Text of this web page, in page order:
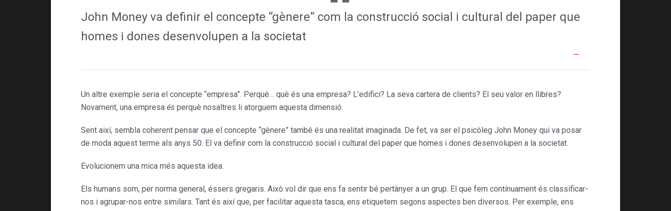
John Money va definir el concepte “gènere” com la construcció social i cultural del paper que
homes i dones desenvolupen a la societat
Un altre exemple seria el concep­te “empresa”. Perquè… què és una empresa? L’edifici? La seva cartera de clients? El seu valor en llibres?
Novament, una empresa és per­què nosaltres li atorguem aquesta dimensió.
Sent així, sembla coherent pen­sar que el concepte “gènere” també és una realitat imaginada. De fet, va ser el psicòleg John Money qui va posar
de moda aquest terme als anys 50. El va definir com la cons­trucció social i cultural del paper que homes i dones desenvolupen a la societat.
Evolucionem una mica més aquesta idea.
Els humans som, per norma general, éssers gregaris. Això vol dir que ens fa sentir bé pertànyer a un grup. El que fem contínuament és classificar-
nos i agrupar-nos entre similars. Tant és així que, per faci­litar aquesta tasca, ens etiquetem segons aspectes ben diversos. Per exemple, ens